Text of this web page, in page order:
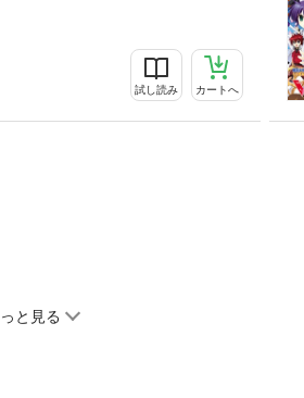
試し読み カートへ
と見る